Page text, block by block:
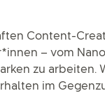
Content-
– vom
zu arbeiten.
im